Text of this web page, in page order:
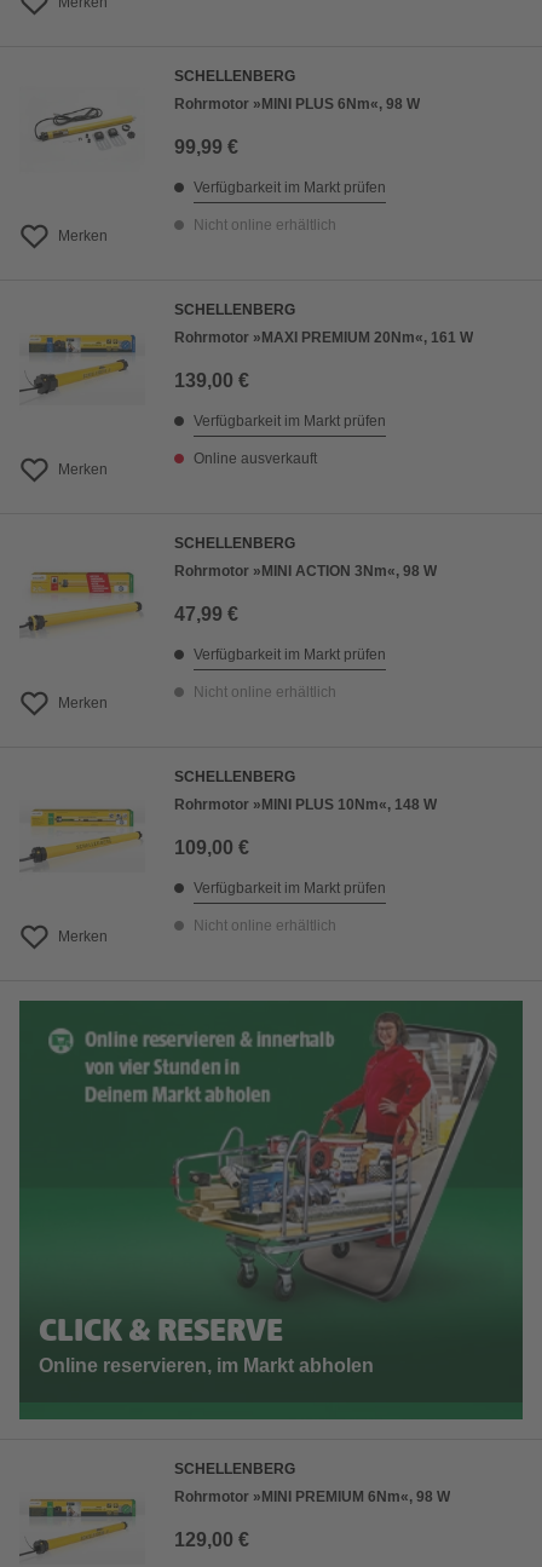
Merken
SCHELLENBERG
Rohrmotor »MINI PLUS 6Nm«, 98 W
99,99 €
Verfügbarkeit im Markt prüfen
Nicht online erhältlich
Merken
SCHELLENBERG
Rohrmotor »MAXI PREMIUM 20Nm«, 161 W
139,00 €
Verfügbarkeit im Markt prüfen
Online ausverkauft
Merken
SCHELLENBERG
Rohrmotor »MINI ACTION 3Nm«, 98 W
47,99 €
Verfügbarkeit im Markt prüfen
Nicht online erhältlich
Merken
SCHELLENBERG
Rohrmotor »MINI PLUS 10Nm«, 148 W
109,00 €
Verfügbarkeit im Markt prüfen
Nicht online erhältlich
CLICK & RESERVE
Online reservieren, im Markt abholen
SCHELLENBERG
Rohrmotor »MINI PREMIUM 6Nm«, 98 W
129,00 €